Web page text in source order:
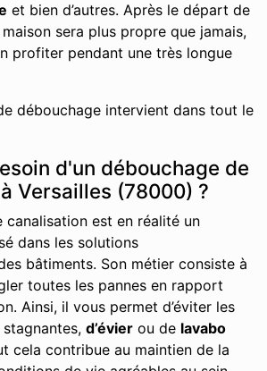
et bien d’autres. Après le départ de
sera plus propre que jamais,
profiter pendant une très longue
débouchage intervient dans tout le
d'un débouchage de
Versailles (78000) ?
canalisation est en réalité un
dans les solutions
bâtiments. Son métier consiste à
toutes les pannes en rapport
Ainsi, il vous permet d’éviter les
stagnantes, d’évier ou de lavabo
cela contribue au maintien de la